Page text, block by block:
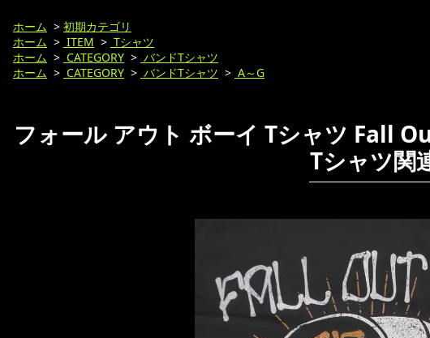
ホーム > 初期カテゴリ
ホーム > ITEM > Tシャツ
ホーム > CATEGORY > バンドTシャツ
ホーム > CATEGORY > バンドTシャツ > A～G
フォール アウト ボーイ Tシャツ Fall
Tシャツ関